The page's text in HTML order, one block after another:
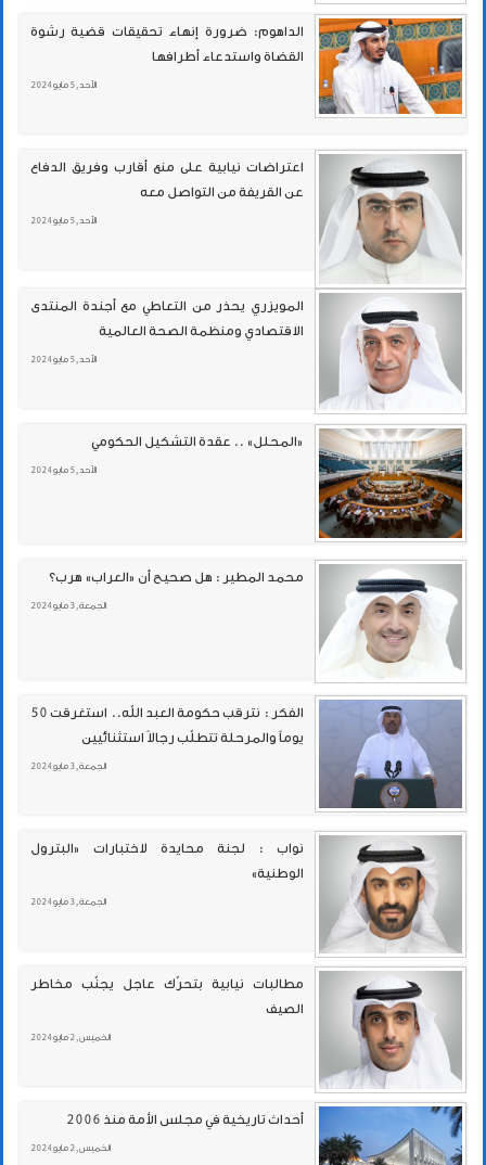
الداهوم: ضرورة إنهاء تحقيقات قضية رشوة
القضاة واستدعاء أطرافها
الأحد , 5 مايو 2024
اعتراضات نيابية على منع أقارب وفريق الدفاع
عن القريفة من التواصل معه
الأحد , 5 مايو 2024
المويزري يحذر من التعاطي مع أجندة المنتدى
الاقتصادي ومنظمة الصحة العالمية
الأحد , 5 مايو 2024
«المحلل» .. عقدة التشكيل الحكومي
الأحد , 5 مايو 2024
محمد المطير : هل صحيح أن «العراب» هرب؟
الجمعة , 3 مايو 2024
الفكر : نترقب حكومة العبد الله.. استغرقت 50
يوماً والمرحلة تتطلّب رجالاً استثنائيين
الجمعة , 3 مايو 2024
نواب : لجنة محايدة لاختبارات «البترول
الوطنية»
الجمعة , 3 مايو 2024
مطالبات نيابية بتحرّك عاجل يجنّب مخاطر
الصيف
الخميس , 2 مايو 2024
أحداث تاريخية في مجلس الأمة منذ 2006
الخميس , 2 مايو 2024